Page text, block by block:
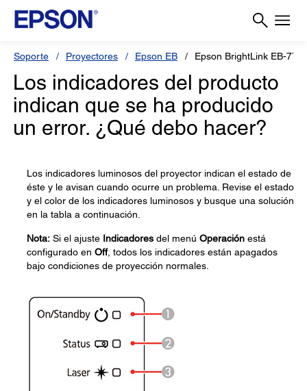
Soporte Proyectores Epson EB Epson BrightLink EB-
Los indicadores del producto
indican que se ha producido
un error. ¿Qué debo hacer?
Los indicadores luminosos del proyector indican el estado de
éste y le avisan cuando ocurre un problema. Revise el estado
y el color de los indicadores luminosos y busque una solución
en la tabla a continuación.
Nota: Si el ajuste Indicadores del menú Operación está
configurado en Off, todos los indicadores están apagados
bajo condiciones de proyección normales.